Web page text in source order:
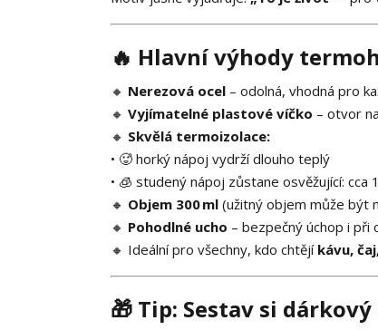
🔥 Hlavní výhody
🔸 Nerezová ocel – odolná, vhodná pro
🔸 Vyjímatelné plastové víčko – otvor
🔸 Skvělá termoizolace:
• 🥵 horký nápoj vydrží dlouho teplý
• 🧊 studený nápoj zůstane osvěžující: cca
🔸 Objem 300 ml (užitný objem může být
🔸 Pohodlné ucho – bezpečný úchop i při
🔸 Ideální pro všechny, kdo chtějí kávu,
🎁 Tip: Sestav si dárkový